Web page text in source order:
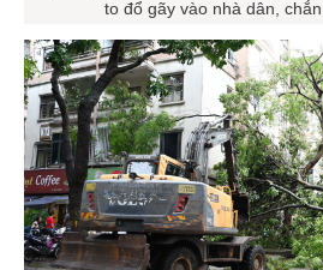
to đổ gãy vào nhà dân,